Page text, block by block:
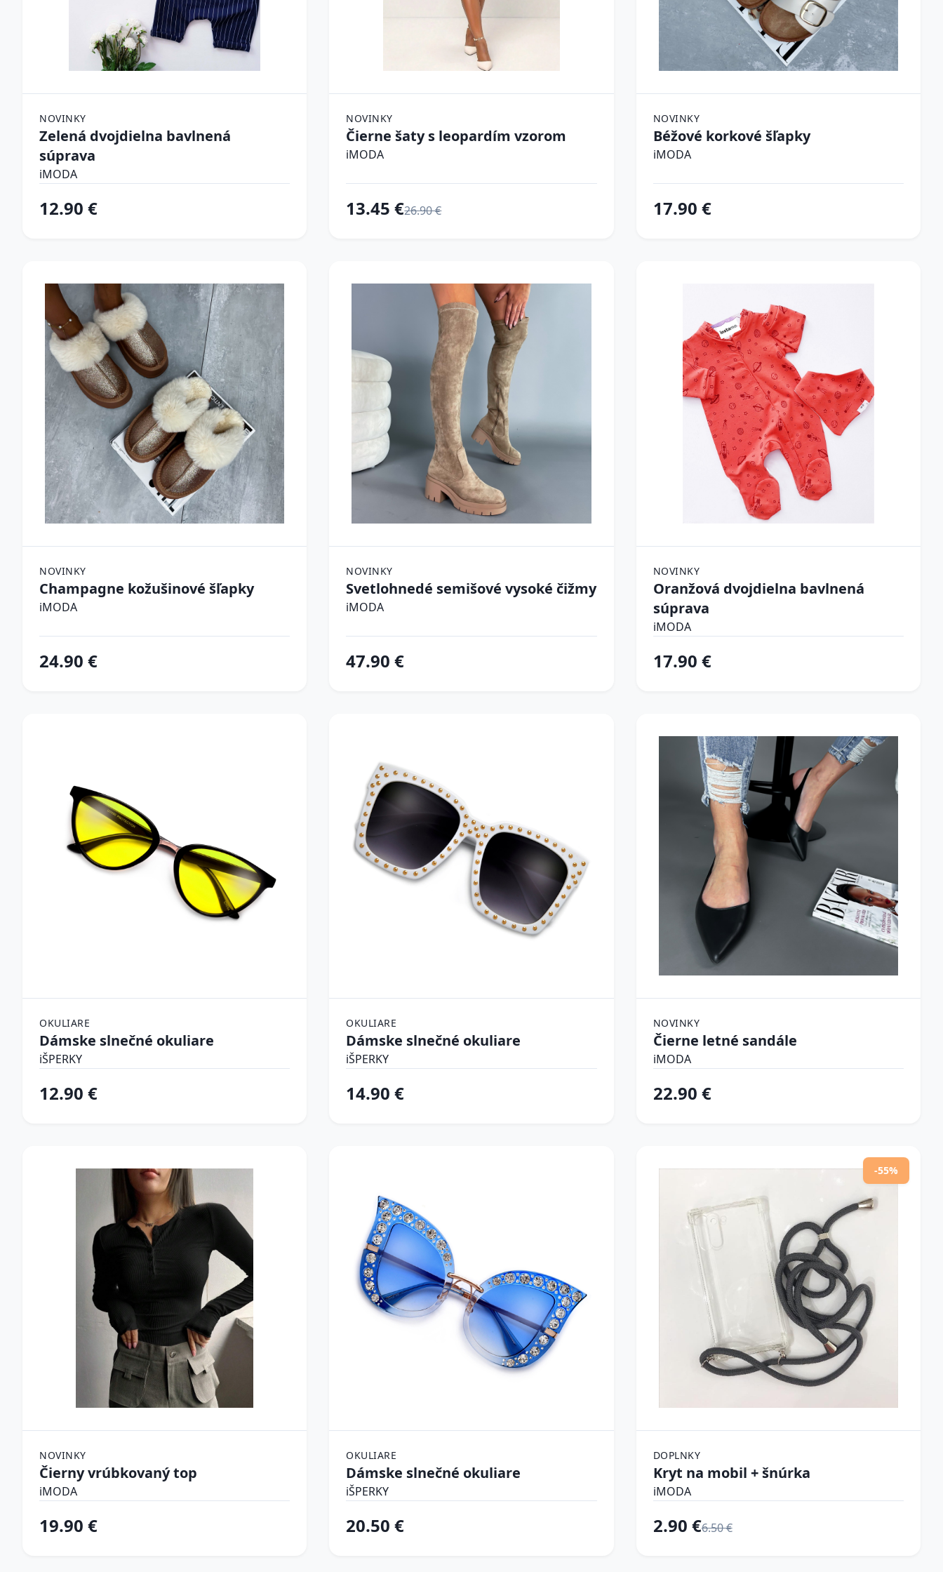
NOVINKY
Zelená dvojdielna bavlnená
súprava
iMODA
12.90 €
NOVINKY
Čierne šaty s leopardím vzorom
iMODA
13.45 €26.90 €
NOVINKY
Béžové korkové šľapky
iMODA
17.90 €
NOVINKY
Champagne kožušinové šľapky
iMODA
24.90 €
NOVINKY
Svetlohnedé semišové vysoké čižmy
iMODA
47.90 €
NOVINKY
Oranžová dvojdielna bavlnená
súprava
iMODA
17.90 €
OKULIARE
Dámske slnečné okuliare
iŠPERKY
12.90 €
OKULIARE
Dámske slnečné okuliare
iŠPERKY
14.90 €
NOVINKY
Čierne letné sandále
iMODA
22.90 €
NOVINKY
Čierny vrúbkovaný top
iMODA
19.90 €
OKULIARE
Dámske slnečné okuliare
iŠPERKY
20.50 €
-55%
DOPLNKY
Kryt na mobil + šnúrka
iMODA
2.90 €6.50 €